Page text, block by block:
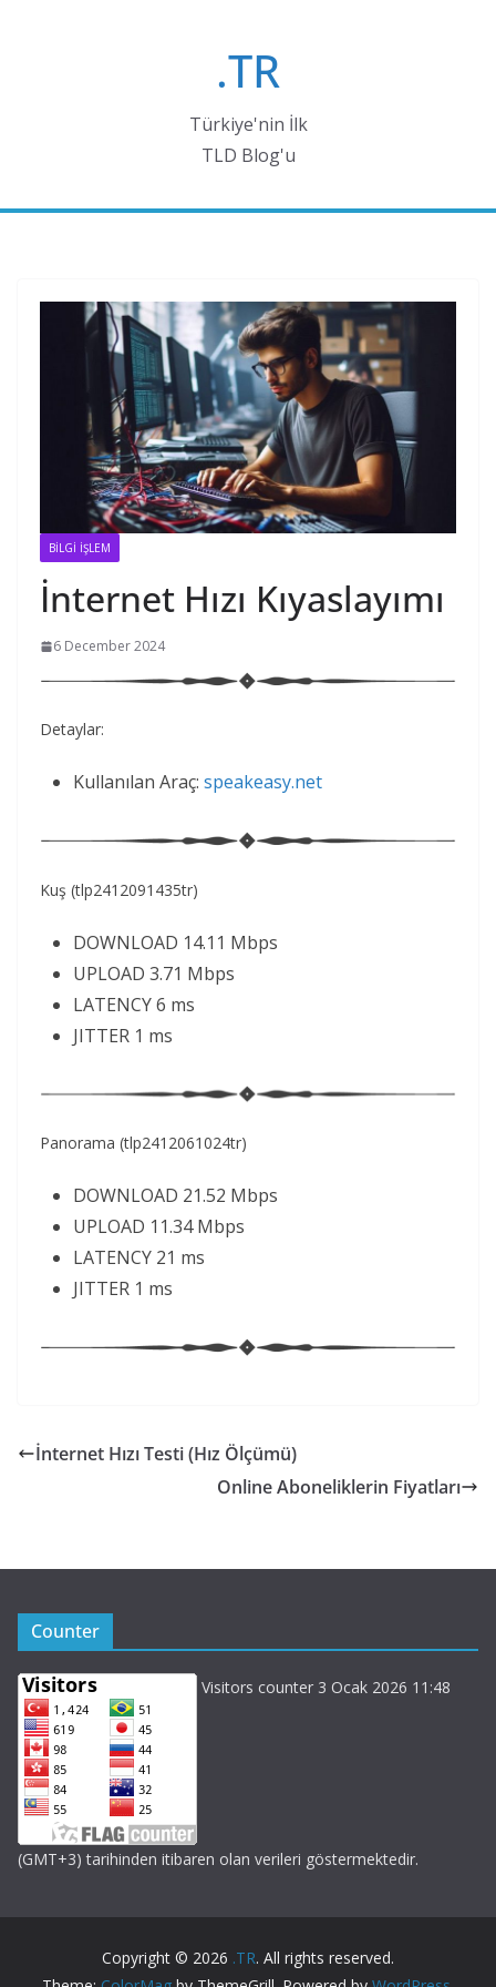
.TR
Türkiye'nin İlk
TLD Blog'u
BİLGİ İŞLEM
İnternet Hızı Kıyaslayımı
6 December 2024
Detaylar:
Kullanılan Araç: speakeasy.net
Kuş (tlp2412091435tr)
DOWNLOAD 14.11 Mbps
UPLOAD 3.71 Mbps
LATENCY 6 ms
JITTER 1 ms
Panorama (tlp2412061024tr)
DOWNLOAD 21.52 Mbps
UPLOAD 11.34 Mbps
LATENCY 21 ms
JITTER 1 ms
İnternet Hızı Testi (Hız Ölçümü)
Online Aboneliklerin Fiyatları
Counter
Visitors counter 3 Ocak 2026 11:48
(GMT+3) tarihinden itibaren olan verileri göstermektedir.
Copyright © 2026 .TR. All rights reserved.